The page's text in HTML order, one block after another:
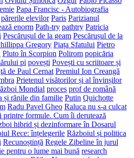
Papa Francisc - Autobiografia
părerile elevilor Paris Parizianul
enorm Path-try pathtry Patricia
Pescărușul de la geam Pescărușul de la
Gregory Piața Sfatului Pietro
Pluto în Scorpion Polirom popicăria
pi povești Povești cu scriitoare și
de Paul Cernat Premiul Ion Creangă
Prietenul visătorilor și al învinșilor
Mondial proces prof de română
și rănile din familie Putin Quichotte
Radu Pavel Gheo Raluca nu s-a culcat
printre formule. Cum îi derutează
hibrid și dezinformare în Dosarul
Rece: înțelegerile Războiul și politica
Recunoștință Regele Zibeline în jurul
pentru o lume mai bună research